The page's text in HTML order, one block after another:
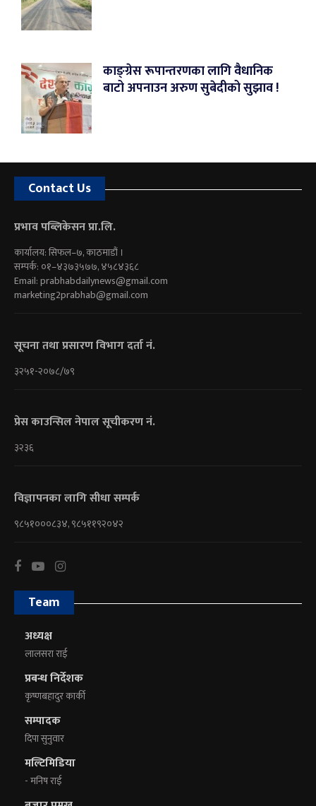
काङ्ग्रेस रूपान्तरणका लागि वैधानिक
बाटो अपनाउन अरुण सुबेदीको सुझाव !
Contact Us
प्रभाव पब्लिकेसन प्रा.लि.
कार्यालय: सिफल–७, काठमाडौं ।
सम्पर्क: ०१–४३७३५७७, ४५८४३६८
Email:prabhabdailynews@gmail.com
marketing2prabhab@gmail.com
सूचना तथा प्रसारण विभाग दर्ता नं.
३२५१-२०७८/७९
प्रेस काउन्सिल नेपाल सूचीकरण नं.
३२३६
विज्ञापनका लागि सीधा सम्पर्क
९८५१०००८३४, ९८५११९२०४२
Team
अध्यक्ष
लालसरा राई
प्रबन्ध निर्देशक
कृष्णबहादुर कार्की
सम्पादक
दिपा सुनुवार
मल्टिमिडिया
- मनिष राई